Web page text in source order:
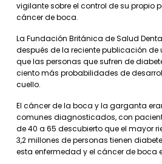
vigilante sobre el control de su propio
cáncer de boca.
La Fundación Británica de Salud
después de la reciente publicación de
que las personas que sufren de
ciento más probabilidades de
cuello.
El cáncer de la boca y la garganta
comunes diagnosticados, con
de 40 a 65 descubierto que el mayor
3,2 millones de personas tienen
esta enfermedad y el cáncer de boca